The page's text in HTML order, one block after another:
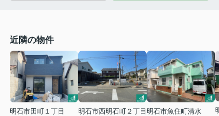
近隣の物件
明石市田町１丁目
明石市西明石町２丁目明石市魚住町清水